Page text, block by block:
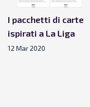
I pacchetti di carte
ispirati a La Liga
12 Mar 2020